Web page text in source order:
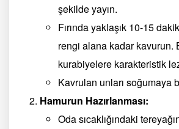
şekilde yayın.
Fırında yaklaşık 10-15
rengi alana kadar kavurun.
kurabiyelere karakteristik
Kavrulan unları soğumaya
Hamurun Hazırlanması:
Oda sıcaklığındaki